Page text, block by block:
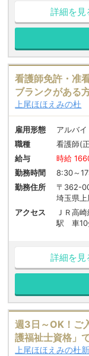
詳細を見
看護師免許・准
ブランクがある
上尾ほほえみの杜
雇用形態
アルバイ
職種
看護師(
給与
時給
勤務時間
8:30～
勤務住所
〒362-
埼玉県
アクセス
ＪＲ高
駅 車10
詳細を見
週3日～OK！ご
護福祉士資格」
上尾ほほえみの杜